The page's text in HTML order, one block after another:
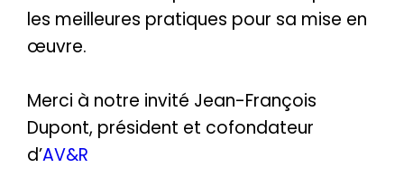
les meilleures pratiques pour sa mise en
œuvre.
Merci à notre invité Jean-François
Dupont, président et cofondateur
d’AV&R